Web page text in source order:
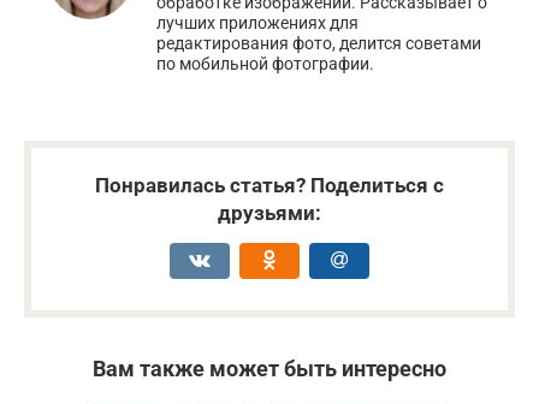
лучших приложениях для
редактирования фото, делится советами
по мобильной фотографии.
Понравилась статья? Поделиться с
друзьями:
Вам также может быть интересно